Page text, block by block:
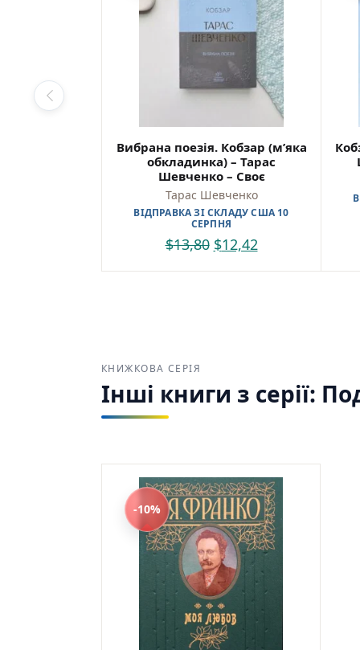
та
Вибрана поезія. Кобзар (м’яка
обкладинка) – Тарас
Шевченко – Своє
Тарас Шевченко
ВІДПРАВКА ЗІ СКЛАДУ США 10
СЕРПНЯ
$13,80 $12,42
КНИЖКОВА СЕРІЯ
Інші книги з серії:
-10%